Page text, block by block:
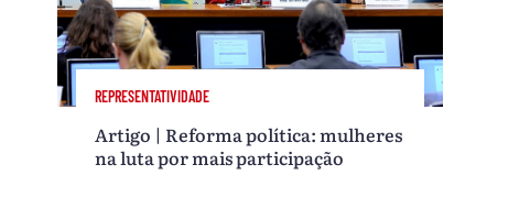
REPRESENTATIVIDADE
Artigo | Reforma política: mulheres
na luta por mais participação